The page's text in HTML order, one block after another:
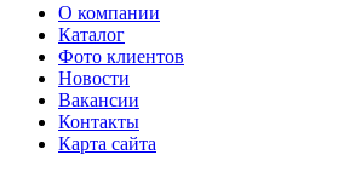
О компании
Каталог
Фото клиентов
Новости
Вакансии
Контакты
Карта сайта